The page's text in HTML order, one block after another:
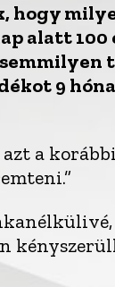
hogy
alatt 100
9
a